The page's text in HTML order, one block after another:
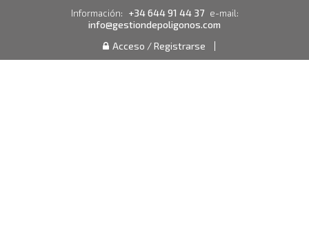
Información: +34 644 91 44 37 e-mail:
info@gestiondepoligonos.com
Acceso / Registrarse